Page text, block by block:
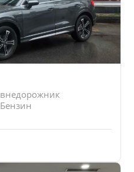
внедорожник
Бензин